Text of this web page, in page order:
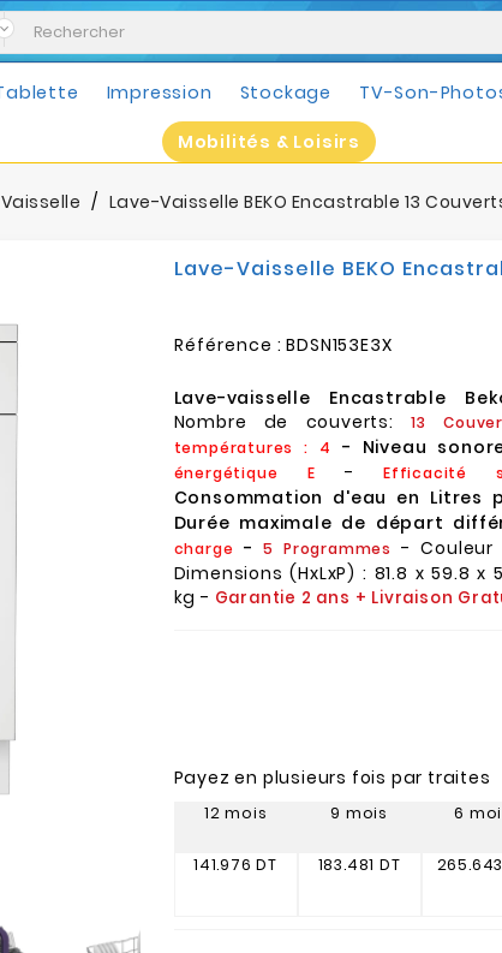
Impression Stockage TV-Son-
Mobilités & Loisirs
Lave-Vaisselle BEKO Encastrable 13 Couverts
Lave-Vaisselle BEKO
Référence : BDSN153E3X
Lave-vaisselle Encastrable Beko
Nombre de couverts:13
températures : 4
- Niveau
énergétique E - Efficacité
Consommation d'eau en Litres
Durée maximale de départ
charge - 5 Programmes - Couleur
Dimensions (HxLxP) : 81.8 x 59.8 x
kg - Garantie 2 ans + Livraison
Payez en plusieurs fois par traites
12 mois
141.976 DT
9 mois
183.481 DT
6